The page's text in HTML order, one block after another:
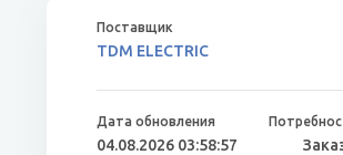
TDM ELECTRIC
04.08.2026 03:58:57